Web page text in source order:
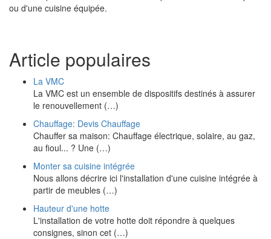
ou d'une cuisine équipée.
Article populaires
La VMC
La VMC est un ensemble de dispositifs destinés à assurer
le renouvellement (…)
Chauffage: Devis Chauffage
Chauffer sa maison: Chauffage électrique, solaire, au gaz,
au fioul... ? Une (…)
Monter sa cuisine intégrée
Nous allons décrire ici l'installation d'une cuisine intégrée à
partir de meubles (…)
Hauteur d'une hotte
L'installation de votre hotte doit répondre à quelques
consignes, sinon cet (…)